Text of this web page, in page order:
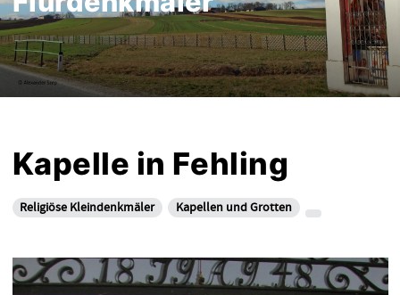
Kapelle in Fehling
Religiöse Kleindenkmäler Kapellen und Grotten